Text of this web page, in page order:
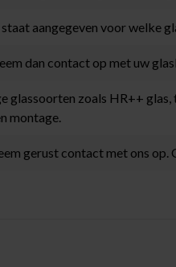
aangegeven voor welke
dan contact op met uw
zoals HR++
montage.
gerust contact met ons